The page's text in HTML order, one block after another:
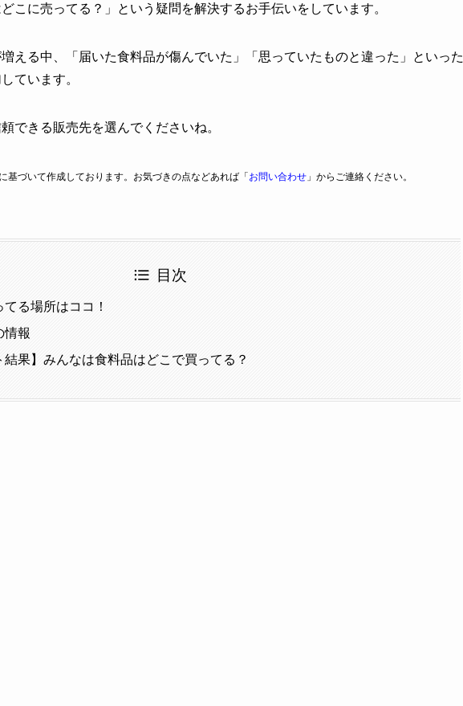
こに売ってる？」という疑問を解決するお手伝いをしています。
える中、「届いた食料品が傷んでいた」「思っていたものと違った」といった
ています。
できる販売先を選んでくださいね。
基づいて作成しております。お気づきの点などあれば「 お問い合わせ 」からご連絡ください。
目次
る場所はココ！
情報
結果】みんなは食料品はどこで買ってる？